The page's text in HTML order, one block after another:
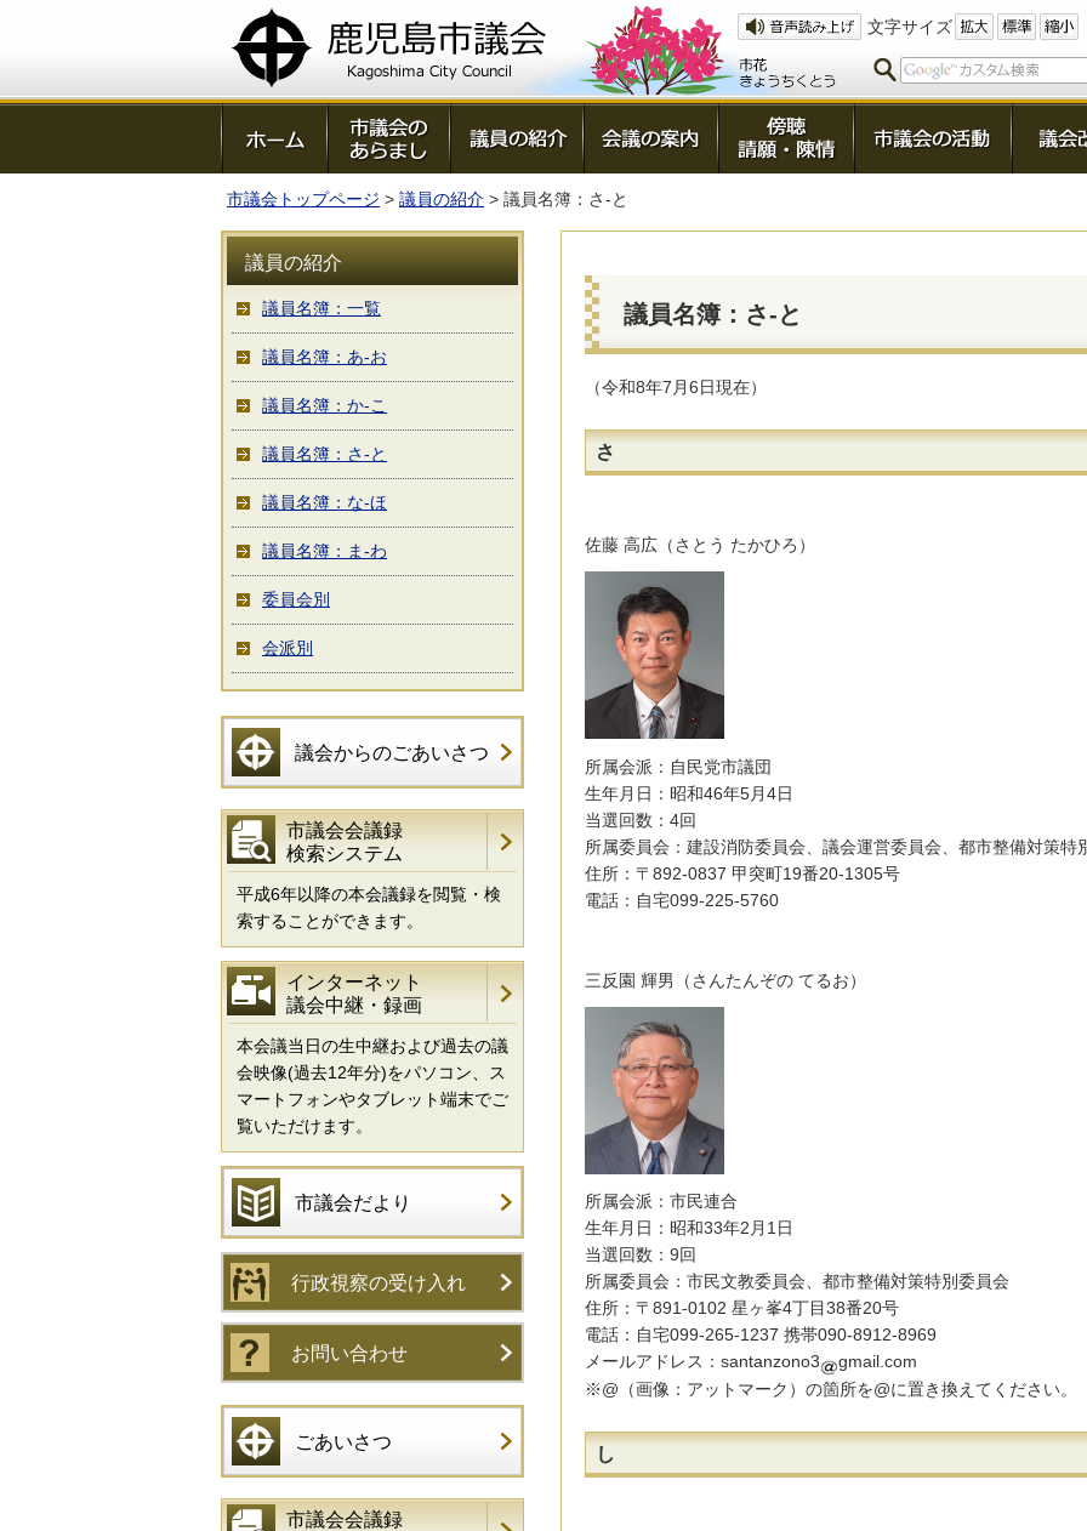
鹿児島市議会 文字サイズ
市議会トップページ > 議員の紹介 > 議員名簿：さ-と
議員の紹介
議員名簿：一覧
議員名簿：あ-お
議員名簿：か-こ
議員名簿：さ-と
議員名簿：な-ほ
議員名簿：ま-わ
委員会別
会派別
議会からのごあいさつ
市議会会議録
検索システム
平成6年以降の本会議録を閲覧・検
索することができます。
インターネット
議会中継・録画
本会議当日の生中継および過去の議
会映像(過去12年分)をパソコン、ス
マートフォンやタブレット端末でご
覧いただけます。
市議会だより
行政視察の受け入れ
お問い合わせ
ごあいさつ
市議会会議録
議員名簿：さ-と
（令和8年7月6日現在）
さ
佐藤 高広（さとう たかひろ）
所属会派：自民党市議団
生年月日：昭和46年5月4日
当選回数：4回
所属委員会：建設消防委員会、議会運営委員会、都市整備対策特
住所：〒892-0837 甲突町19番20-1305号
電話：自宅099-225-5760
三反園 輝男（さんたんぞの てるお）
所属会派：市民連合
生年月日：昭和33年2月1日
当選回数：9回
所属委員会：市民文教委員会、都市整備対策特別委員会
住所：〒891-0102 星ヶ峯4丁目38番20号
電話：自宅099-265-1237 携帯090-8912-8969
メールアドレス：santanzono3
gmail.com
※@（画像：アットマーク）の箇所を@に置き換えてください。
し